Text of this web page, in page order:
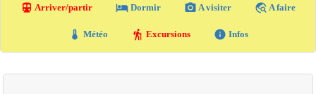
directions_transit Arriver/partir local_hotel Dormir photo_camera A visiter travel_explore A faire
thermostat Météo hiking Excursions info Infos